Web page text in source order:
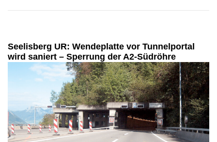
Seelisberg UR: Wendeplatte vor Tunnelportal
wird saniert – Sperrung der A2-Südröhre